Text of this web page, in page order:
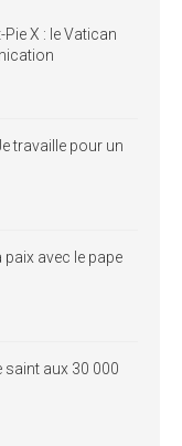
X : le Vatican
travaille pour un
avec le pape
saint aux 30 000